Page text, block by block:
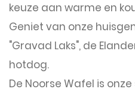
keuze aan warme en
Geniet van onze
"Gravad Laks", de
hotdog.
De Noorse Wafel is